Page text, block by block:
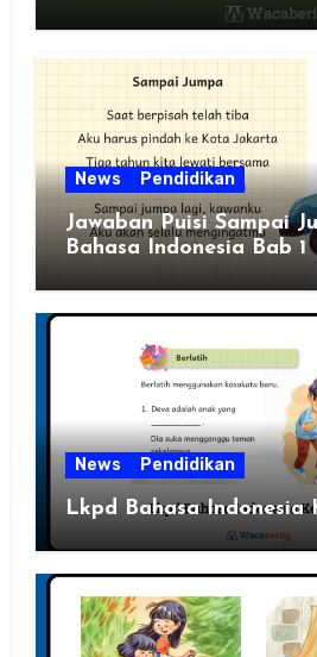
News Pendidikan
Jawaban Puisi Sampai
Bahasa Indonesia Bab 1
News Pendidikan
Lkpd Bahasa Indonesia